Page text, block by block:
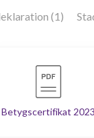
(1)
Betygscertifikat 2023